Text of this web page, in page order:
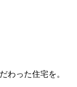
わった住宅を。